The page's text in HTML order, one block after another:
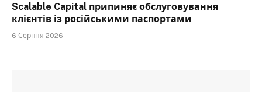
Scalable Capital припиняє обслуговування
клієнтів із російськими паспортами
6 Серпня 2026